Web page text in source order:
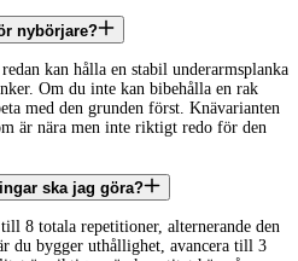
nybörjare?
kan hålla en stabil underarmsplanka
Om du inte kan bibehålla en rak
med den grunden först. Knävarianten
är nära men inte riktigt redo för den
ska jag göra?
8 totala repetitioner, alternerande den
du bygger uthållighet, avancera till 3